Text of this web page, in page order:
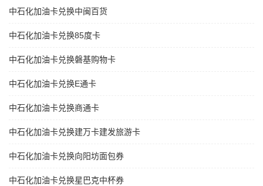
中石化加油卡兑换中闽百货
中石化加油卡兑换85度卡
中石化加油卡兑换磐基购物卡
中石化加油卡兑换E通卡
中石化加油卡兑换商通卡
中石化加油卡兑换建万卡建发旅游卡
中石化加油卡兑换向阳坊面包券
中石化加油卡兑换星巴克中杯券